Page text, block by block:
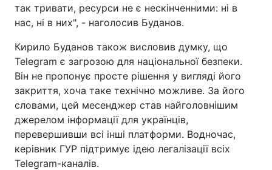
так тривати, ресурси не є нескінченними: ні в
нас, ні в них", - наголосив Буданов.
Кирило Буданов також висловив думку, що
Telegram є загрозою для національної безпеки.
Він не пропонує просте рішення у вигляді його
закриття, хоча таке технічно можливе. За його
словами, цей месенджер став найголовнішим
джерелом інформації для українців,
перевершивши всі інші платформи. Водночас,
керівник ГУР підтримує ідею легалізації всіх
Telegram-каналів.